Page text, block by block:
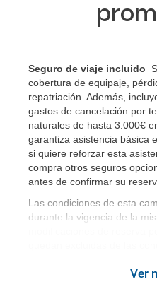
Seguro de viaje incluido
cobertura de equipaje,
repatriación. Además,
gastos de cancelación por
naturales de hasta 3.000€
garantiza asistencia básica
si quiere reforzar esta
compra otros seguros
antes de confirmar su
Las condiciones de esta
durante la vigencia de la
Ver